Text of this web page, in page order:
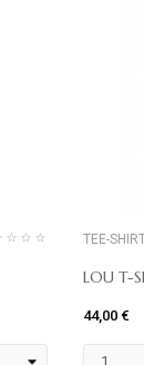
TEE-
LOU T-
44,00 €